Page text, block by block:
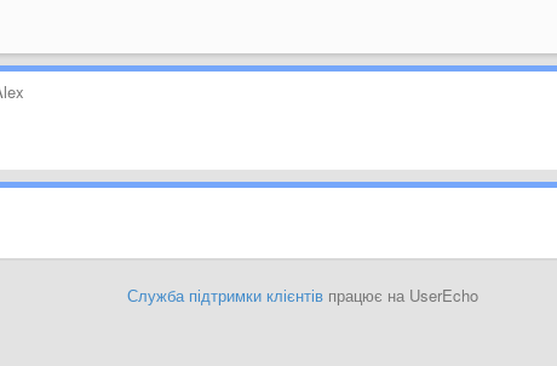
Служба підтримки клієнтівпрацює на UserEcho